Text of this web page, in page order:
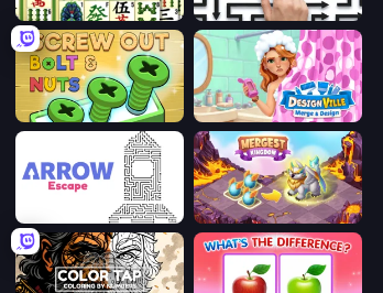
Mahjong Shanghai Arrow Escape: Puzzle
Screw Out: Bolts and Nuts Designville: Merge & Design
Arrow Escape Mergest Kingdom